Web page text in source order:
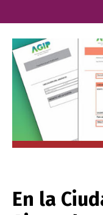
En la